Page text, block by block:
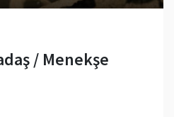
/ Menekşe